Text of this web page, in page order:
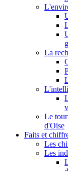
La
Le
d'Oise
Faits et
Les
Les